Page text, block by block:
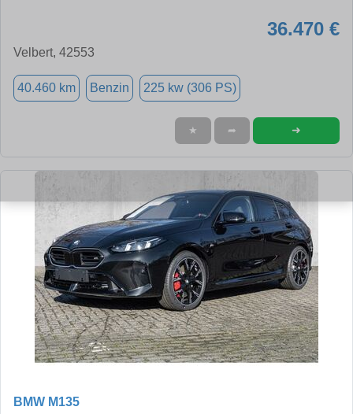
36.470 €
Velbert, 42553
40.460 km Benzin 225 kw (306 PS)
★ ➦ ➜
BMW M135